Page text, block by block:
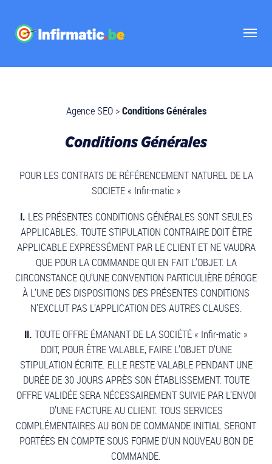
Agence SEO>Conditions Générales
Conditions Générales
POUR LES CONTRATS DE RÉFÉRENCEMENT NATUREL DE LA
SOCIETE « Infir-matic »
I. LES PRÉSENTES CONDITIONS GÉNÉRALES SONT SEULES
APPLICABLES. TOUTE STIPULATION CONTRAIRE DOIT ÊTRE
APPLICABLE EXPRESSÉMENT PAR LE CLIENT ET NE VAUDRA
QUE POUR LA COMMANDE QUI EN FAIT L’OBJET. LA
CIRCONSTANCE QU’UNE CONVENTION PARTICULIÈRE DÉROGE
À L’UNE DES DISPOSITIONS DES PRÉSENTES CONDITIONS
N’EXCLUT PAS L’APPLICATION DES AUTRES CLAUSES.
II. TOUTE OFFRE ÉMANANT DE LA SOCIÉTÉ « Infir-matic »
DOIT, POUR ÊTRE VALABLE, FAIRE L’OBJET D’UNE
STIPULATION ÉCRITE. ELLE RESTE VALABLE PENDANT UNE
DURÉE DE 30 JOURS APRÈS SON ÉTABLISSEMENT. TOUTE
OFFRE VALIDÉE SERA NÉCESSAIREMENT SUIVIE PAR L’ENVOI
D’UNE FACTURE AU CLIENT. TOUS SERVICES
COMPLÉMENTAIRES AU BON DE COMMANDE INITIAL SERONT
PORTÉES EN COMPTE SOUS FORME D’UN NOUVEAU BON DE
COMMANDE.